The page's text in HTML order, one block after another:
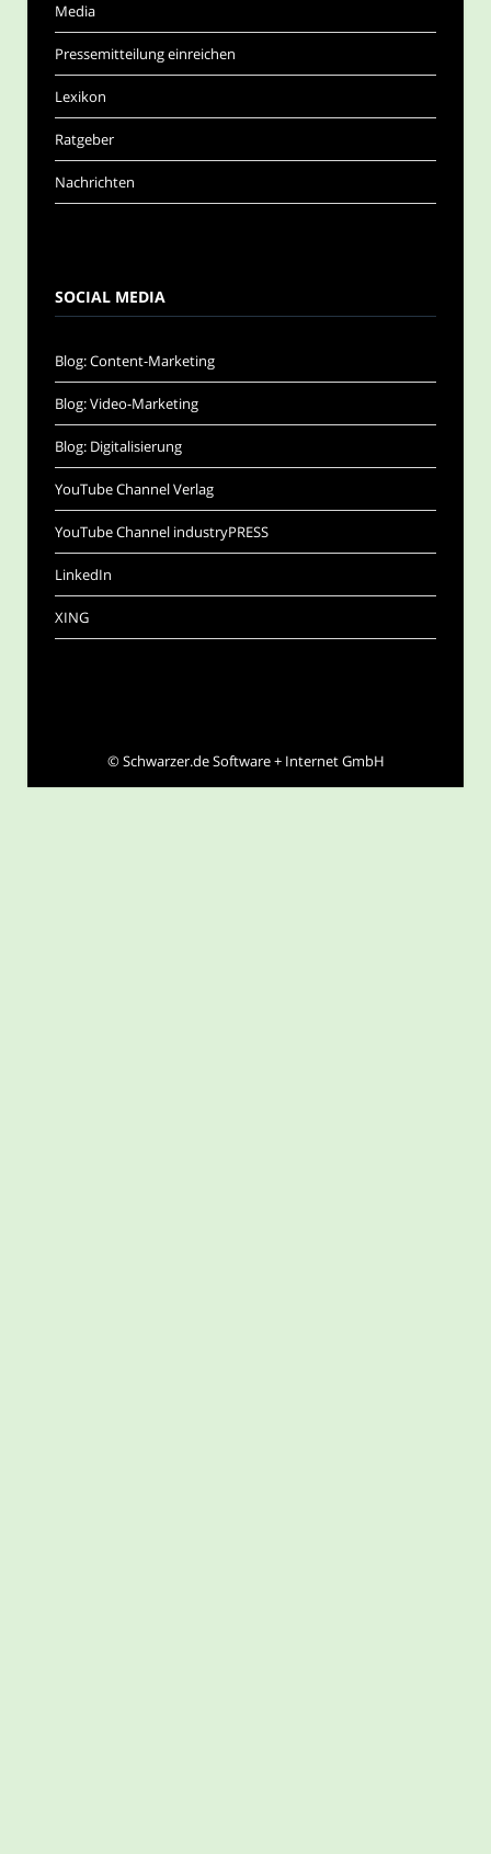
Media
Pressemitteilung einreichen
Lexikon
Ratgeber
Nachrichten
SOCIAL MEDIA
Blog: Content-Marketing
Blog: Video-Marketing
Blog: Digitalisierung
YouTube Channel Verlag
YouTube Channel industryPRESS
LinkedIn
XING
©Schwarzer.de Software + Internet GmbH